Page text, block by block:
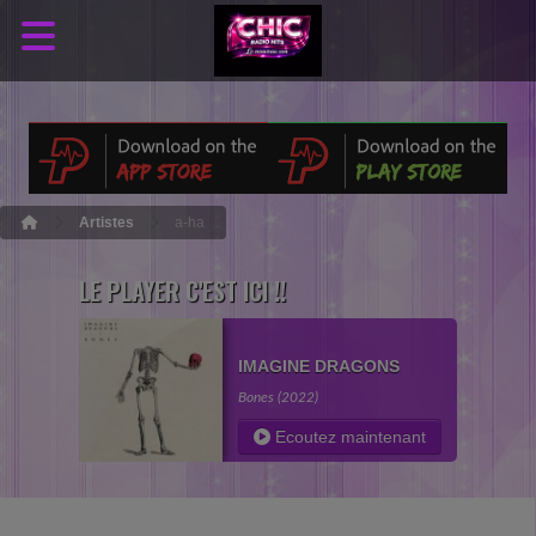
Artistes a-ha
LE PLAYER C'EST ICI !!
IMAGINE DRAGONS
Bones (2022)
Ecoutez maintenant